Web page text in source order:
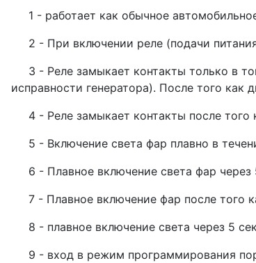
1 - работает как обычное
2 - При включении реле (подачи питания
3 - Реле замыкает контакты только в
исправности генератора). После того как
4 - Реле замыкает контакты после того
5 - Включение света фар плавно в
6 - Плавное включение света фар через
7 - Плавное включение фар после того
8 - плавное включение света через 5 сек
9 - вход в режим программирования